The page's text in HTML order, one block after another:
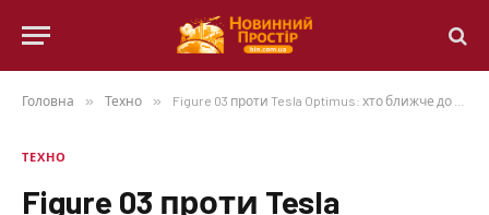
Головна » Техно » Figure 03 проти Tesla Optimus: хто ближче до реального виробництва
ТЕХНО
Figure 03 проти Tesla